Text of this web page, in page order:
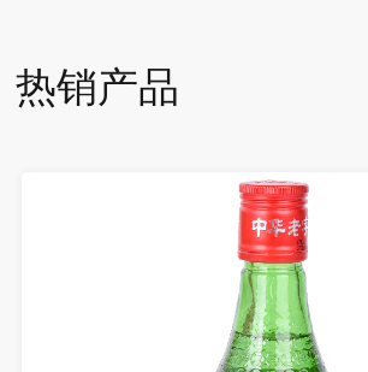
热销产品